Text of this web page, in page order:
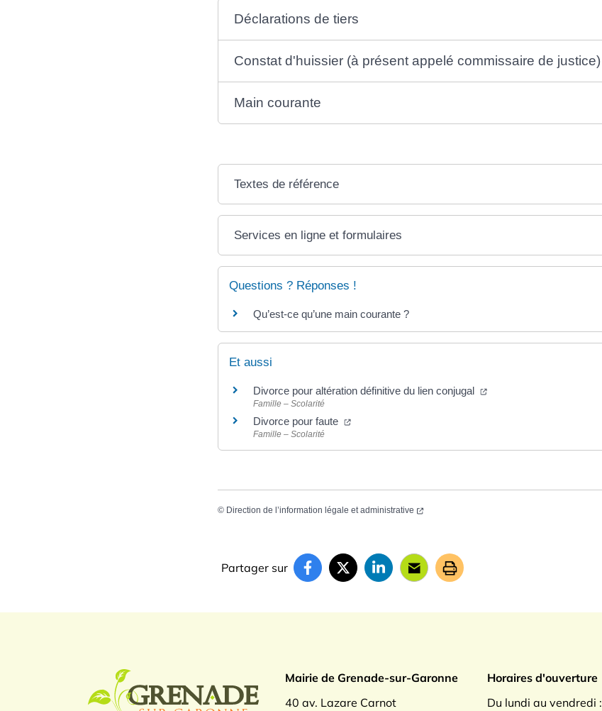
Déclarations de tiers
Constat d'huissier (à présent appelé commissaire de justice)
Main courante
Textes de référence
Services en ligne et formulaires
Questions ? Réponses !
Qu’est-ce qu’une main courante ?
Et aussi
Divorce pour altération définitive du lien conjugal
Famille – Scolarité
Divorce pour faute
Famille – Scolarité
© Direction de l’information légale et administrative
Partager sur
Logo Grenade sur Garonne
Mairie de Grenade-sur-Garonne
40 av. Lazare Carnot
Horaires d'ouverture
Du lundi au vendredi :